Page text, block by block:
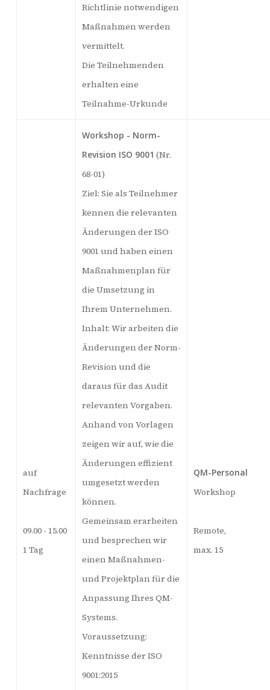
Richtlinie notwendigen
Maßnahmen werden
vermittelt.
Die Teilnehmenden
erhalten eine
Teilnahme-Urkunde
auf
Nachfrage
09.00 - 15.00
1 Tag
Workshop - Norm-
Revision ISO 9001 (Nr.
68-01)
Ziel: Sie als Teilnehmer
kennen die relevanten
Änderungen der ISO
9001 und haben einen
Maßnahmenplan für
die Umsetzung in
Ihrem Unternehmen.
Inhalt: Wir arbeiten die
Änderungen der Norm-
Revision und die
daraus für das Audit
relevanten Vorgaben.
Anhand von Vorlagen
zeigen wir auf, wie die
Änderungen effizient
umgesetzt werden
können.
Gemeinsam erarbeiten
und besprechen wir
einen Maßnahmen-
und Projektplan für die
Anpassung Ihres QM-
Systems.
Voraussetzung:
Kenntnisse der ISO
9001:2015
QM-Personal
Workshop
Remote,
max. 15